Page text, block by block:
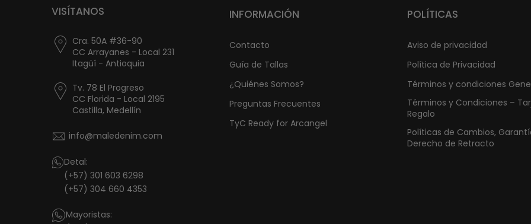
VISÍTANOS
Cra. 50A #36-90
CC Arrayanes - Local 231
Itagüí - Antioquia
Tv. 78 El Progreso
CC Florida - Local 2195
Castilla, Medellín
info@maledenim.com
Detal:
(+57) 301 603 6298
(+57) 304 660 4353
Mayoristas:
INFORMACIÓN
Contacto
Guía de Tallas
¿Quiénes Somos?
Preguntas Frecuentes
TyC Ready for Arcangel
POLÍTICAS
Aviso de privacidad
Política de Privacidad
Términos y condiciones
Términos y Condiciones –
Regalo
Políticas de Cambios,
Derecho de Retracto